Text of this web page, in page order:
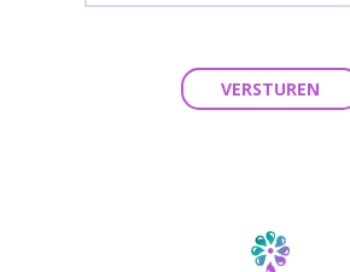
VERSTUREN